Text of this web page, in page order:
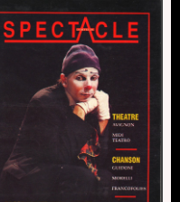
: les lauréats 2026